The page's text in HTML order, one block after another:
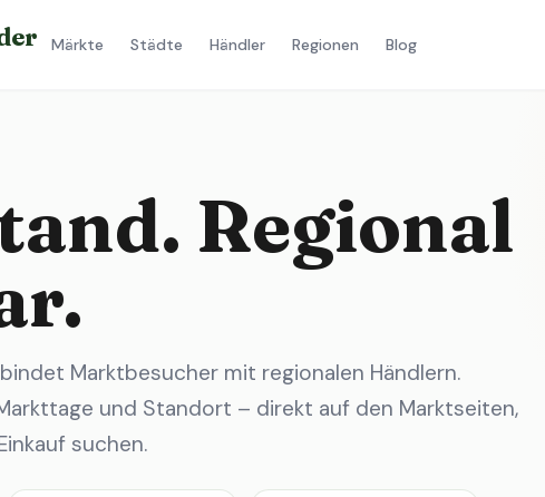
Märkte Städte Händler Regionen Blog
Regional
Marktbesucher mit regionalen Händlern.
und Standort – direkt auf den Marktseiten,
suchen.